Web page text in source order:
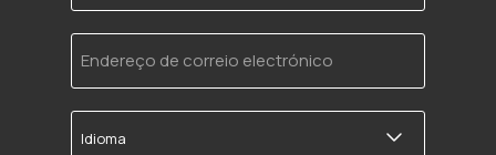
Endereço
de
correio
electrónico
Idioma